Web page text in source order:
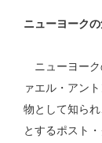
ニューヨーク
ニューヨーク
ァエル・アン
物として知ら
とするポスト